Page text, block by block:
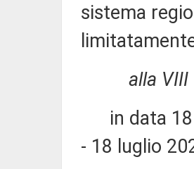
sistema
alla
in data 18
- 18 luglio